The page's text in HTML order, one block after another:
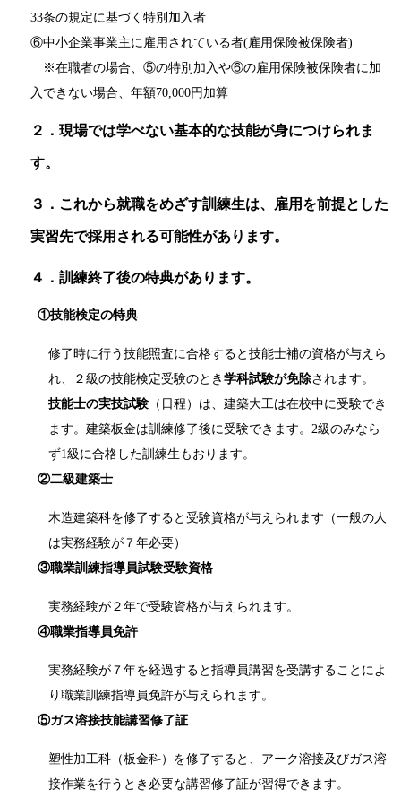
33条の規定に基づく特別加入者
⑥中小企業事業主に雇用されている者(雇用保険被保険者)
※在職者の場合、⑤の特別加入や⑥の雇用保険被保険者に加
入できない場合、年額70,000円加算
２．現場では学べない基本的な技能が身につけられま
す。
３．これから就職をめざす訓練生は、雇用を前提とした
実習先で採用される可能性があります。
４．訓練終了後の特典があります。
①技能検定の特典
修了時に行う技能照査に合格すると技能士補の資格が与えら
れ、２級の技能検定受験のとき学科試験が免除されます。
技能士の実技試験 （日程）は、建築大工は在校中に受験でき
ます。建築板金は訓練修了後に受験できます。2級のみなら
ず1級に合格した訓練生もおります。
②二級建築士
木造建築科を修了すると受験資格が与えられます（一般の人
は実務経験が７年必要）
③職業訓練指導員試験受験資格
実務経験が２年で受験資格が与えられます。
④職業指導員免許
実務経験が７年を経過すると指導員講習を受講することによ
り職業訓練指導員免許が与えられます。
⑤ガス溶接技能講習修了証
塑性加工科（板金科）を修了すると、アーク溶接及びガス溶
接作業を行うとき必要な講習修了証が習得できます。